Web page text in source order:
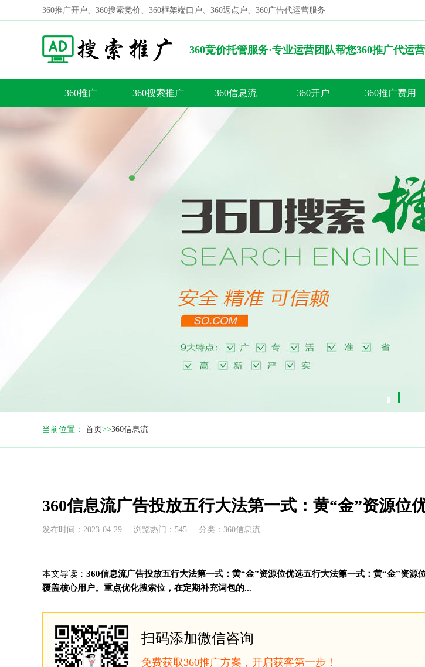
360推广开户、360搜索竞价、360框架端口户、360返点户、360广告代运营服务
360竞价托管服务·专业运营团队帮您360推广代运
搜索
360推广 360搜索推广 360信息流 360开户 360推广费用
当前位置： 首页>>360信息流
资源位优选
360信息流广告投放五行大法第一式：黄“金”资源位
发布时间：2023-04-29 浏览热门：545 分类：360信息流
本文导读： 360信息流广告投放五行大法第一式：黄“金”资源位优选五行大法第一式：黄“金”资源
覆盖核心用户。重点优化搜索位，在定期补充词包的...
扫码添加微信咨询
免费获取360推广方案，开启获客第一步！